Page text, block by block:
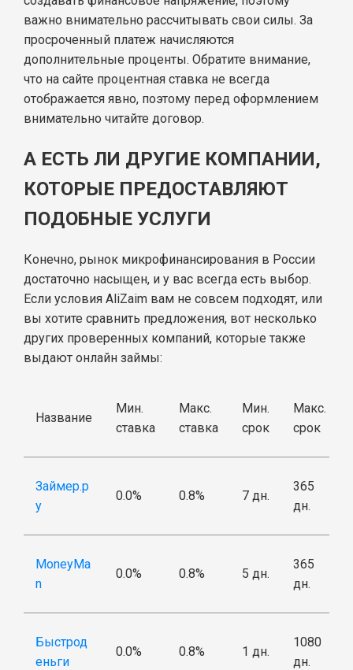
важно внимательно рассчитывать свои силы. За
просроченный платеж начисляются
дополнительные проценты. Обратите внимание,
что на сайте процентная ставка не всегда
отображается явно, поэтому перед оформлением
внимательно читайте договор.
А ЕСТЬ ЛИ ДРУГИЕ КОМПАНИИ,
КОТОРЫЕ ПРЕДОСТАВЛЯЮТ
ПОДОБНЫЕ УСЛУГИ
Конечно, рынок микрофинансирования в России
достаточно насыщен, и у вас всегда есть выбор.
Если условия AliZaim вам не совсем подходят, или
вы хотите сравнить предложения, вот несколько
других проверенных компаний, которые также
выдают онлайн займы:
Название
Мин.
ставка
Макс.
ставка
Мин.
срок
Макс.
срок
Займер.р
у
0.0% 0.8% 7 дн.
365
дн.
MoneyMa
n
0.0% 0.8% 5 дн.
365
дн.
Быстрод
еньги
0.0% 0.8% 1 дн.
1080
дн.